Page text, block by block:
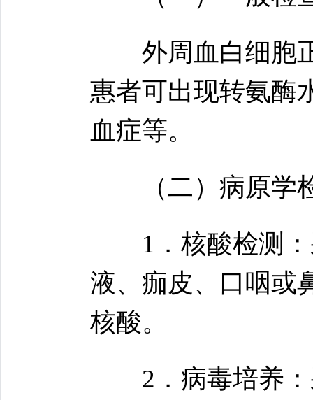
外周血白细胞正
惠者可出现转氨酶
血症等。
（二）病原学
1．核酸检测：
液、痂皮、口咽或
核酸。
2．病毒培养：